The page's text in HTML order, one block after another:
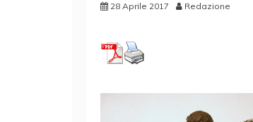
28 Aprile 2017 Redazione